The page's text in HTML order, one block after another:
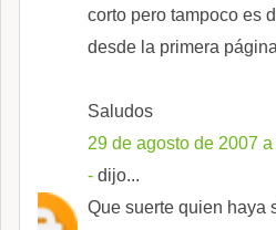
corto pero tampoco es
desde la primera
Saludos
29 de agosto de 2007
- dijo...
Que suerte quien haya